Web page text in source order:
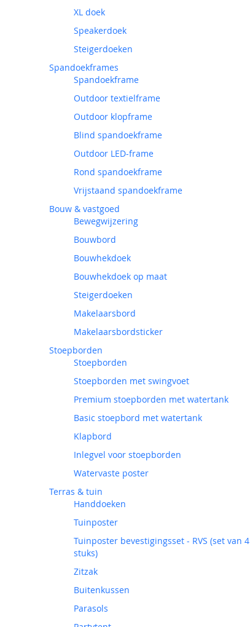
XL doek
Speakerdoek
Steigerdoeken
Spandoekframes
Spandoekframe
Outdoor textielframe
Outdoor klopframe
Blind spandoekframe
Outdoor LED-frame
Rond spandoekframe
Vrijstaand spandoekframe
Bouw & vastgoed
Bewegwijzering
Bouwbord
Bouwhekdoek
Bouwhekdoek op maat
Steigerdoeken
Makelaarsbord
Makelaarsbordsticker
Stoepborden
Stoepborden
Stoepborden met swingvoet
Premium stoepborden met watertank
Basic stoepbord met watertank
Klapbord
Inlegvel voor stoepborden
Watervaste poster
Terras & tuin
Handdoeken
Tuinposter
Tuinposter bevestigingsset - RVS (set van 4
stuks)
Zitzak
Buitenkussen
Parasols